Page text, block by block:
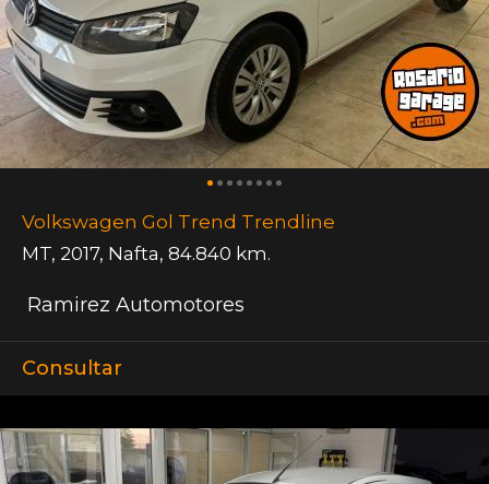
Volkswagen Gol Trend Trendline
MT, 2017, Nafta, 84.840 km.
Ramirez Automotores
Consultar